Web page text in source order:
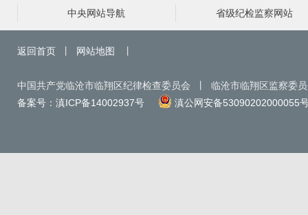
中央网站导航 省级纪检监察网站
返回首页 网站地图
中国共产党临沧市临翔区纪律检查委员会 丨 临沧市临翔区监察委
备案号：滇ICP备14002937号
滇公网安备53090202000055